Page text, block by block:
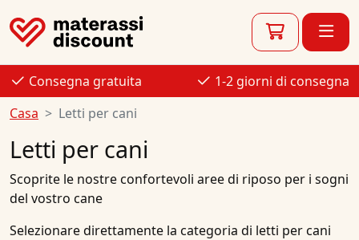
Consegna gratuita
1-2 giorni di consegna
Casa
Letti per cani
Letti per cani
Scoprite le nostre confortevoli aree di riposo per i sogni
del vostro cane
Selezionare direttamente la categoria di letti per cani